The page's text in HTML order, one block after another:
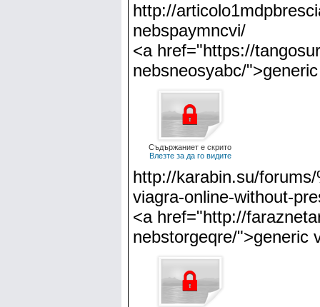
http://
nebspaymncvi/
<a href="https://
nebsneosyabc/
Съдържаниет е скрито
Влезте за да го видите
http://karabin.su/
viagra-online-without-
<a href="http://
nebstorgeqre/">generic